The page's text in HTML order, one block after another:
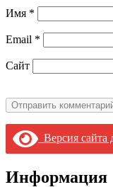
Имя *
Email *
Сайт
Версия сайта
Информация